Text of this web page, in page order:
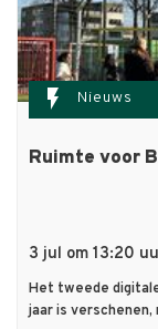
flash_on Nieuws
Ruimte voor
3 jul om 13:20
Het tweede
jaar is